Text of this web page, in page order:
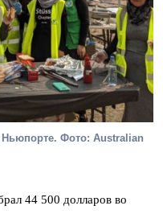
Ньюпорте. Фото: Australian
44 500 долларов во